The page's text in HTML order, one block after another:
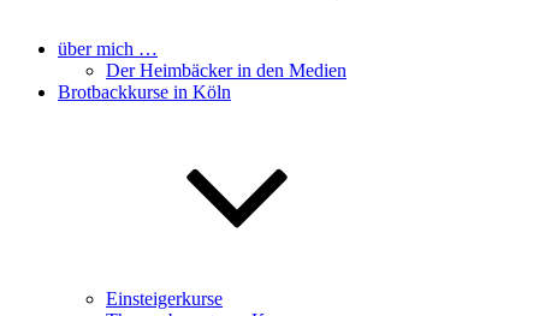
über mich …
Der Heimbäcker in den Medien
Brotbackkurse in Köln
Einsteigerkurse